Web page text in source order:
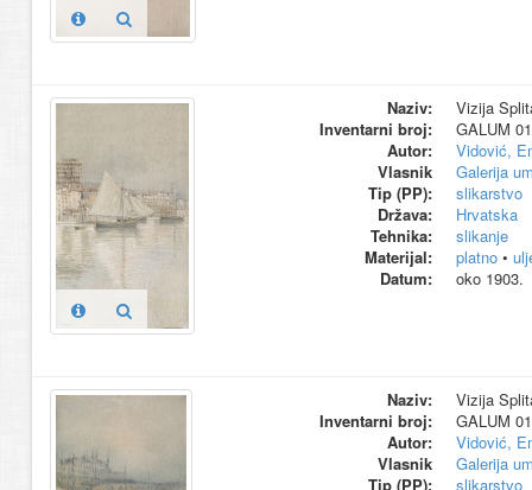
Naziv:
Vizija
Inventarni broj:
GALUM
Autor:
Vidović,
Vlasnik
Galerija
Tip (PP):
slikarstvo
Država:
Hrvatska
Tehnika:
slikanje
Materijal:
platno•
Datum:
oko 1903.
Naziv:
Vizija
Inventarni broj:
GALUM
Autor:
Vidović,
Vlasnik
Galerija
Tip (PP):
slikarstvo